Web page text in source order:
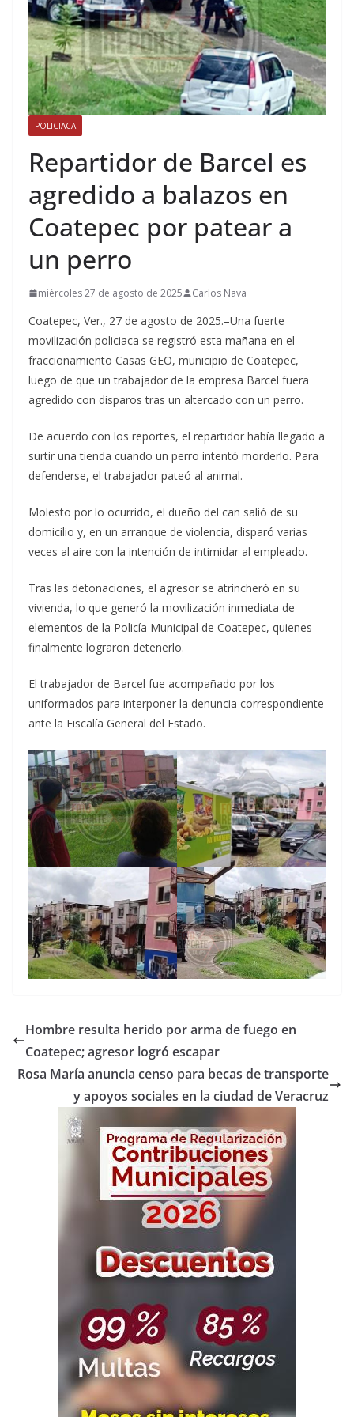
POLICIACA
Repartidor de Barcel es
agredido a balazos en
Coatepec por patear a
un perro
miércoles 27 de agosto de 2025 Carlos Nava
Coatepec, Ver., 27 de agosto de 2025.–Una fuerte
movilización policiaca se registró esta mañana en el
fraccionamiento Casas GEO, municipio de Coatepec,
luego de que un trabajador de la empresa Barcel fuera
agredido con disparos tras un altercado con un perro.
De acuerdo con los reportes, el repartidor había llegado a
surtir una tienda cuando un perro intentó morderlo. Para
defenderse, el trabajador pateó al animal.
Molesto por lo ocurrido, el dueño del can salió de su
domicilio y, en un arranque de violencia, disparó varias
veces al aire con la intención de intimidar al empleado.
Tras las detonaciones, el agresor se atrincheró en su
vivienda, lo que generó la movilización inmediata de
elementos de la Policía Municipal de Coatepec, quienes
finalmente lograron detenerlo.
El trabajador de Barcel fue acompañado por los
uniformados para interponer la denuncia correspondiente
ante la Fiscalía General del Estado.
Hombre resulta herido por arma de fuego en
Coatepec; agresor logró escapar
Rosa María anuncia censo para becas de transporte
y apoyos sociales en la ciudad de Veracruz